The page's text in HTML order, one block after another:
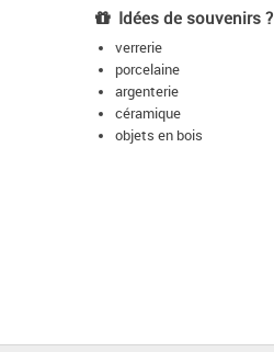
Idées de souvenirs ?
verrerie
porcelaine
argenterie
céramique
objets en bois